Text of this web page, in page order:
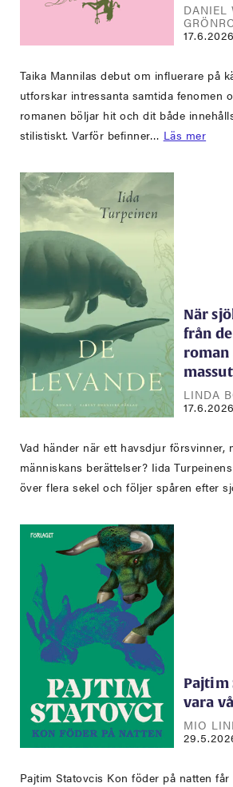
DANIEL
17.6.2026
Taika Mannilas debut om influerare på
utforskar intressanta samtida fenomen
romanen böljar hit och dit både
stilistiskt. Varför befinner… Läs mer
När
från
roman
LINDA
17.6.2026
Vad händer när ett havsdjur försvinner,
människans berättelser? Iida
över flera sekel och följer spåren efter
Pajtim
vara
MIO
Pajtim Statovcis Kon föder på natten